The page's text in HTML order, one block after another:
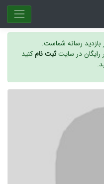
بازدید رسانه شماست.
رایگان در سایتثبت نامکنید